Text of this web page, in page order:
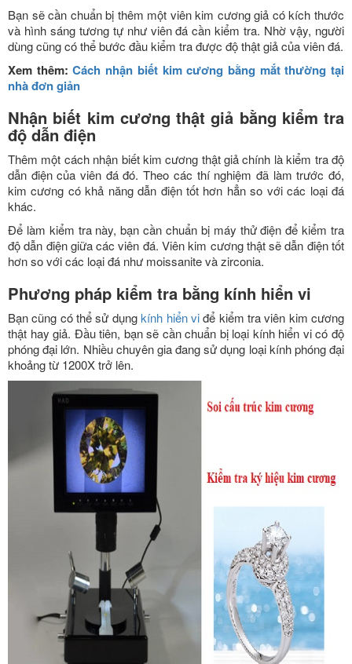
Bạn sẽ cần chuẩn bị thêm một viên kim cương giả có kích thước
và hình sáng tương tự như viên đá cần kiểm tra. Nhờ vậy, người
dùng cũng có thể bước đầu kiểm tra được độ thật giả của viên đá.
Xem thêm:Cách nhận biết kim cương bằng mắt thường tại
nhà đơn giản
Nhận biết kim cương thật giả bằng kiểm tra
độ dẫn điện
Thêm một cách nhận biết kim cương thật giả chính là kiểm tra độ
dẫn điện của viên đá đó. Theo các thí nghiệm đã làm trước đó,
kim cương có khả năng dẫn điện tốt hơn hẳn so với các loại đá
khác.
Để làm kiểm tra này, bạn cần chuẩn bị máy thử điện để kiểm tra
độ dẫn điện giữa các viên đá. Viên kim cương thật sẽ dẫn điện tốt
hơn so với các loại đá như moissanite và zirconia.
Phương pháp kiểm tra bằng kính hiển vi
Bạn cũng có thể sử dụngkính hiển viđể kiểm tra viên kim cương
thật hay giả. Đầu tiên, bạn sẽ cần chuẩn bị loại kính hiển vi có độ
phóng đại lớn. Nhiều chuyên gia đang sử dụng loại kính phóng đại
khoảng từ 1200X trở lên.